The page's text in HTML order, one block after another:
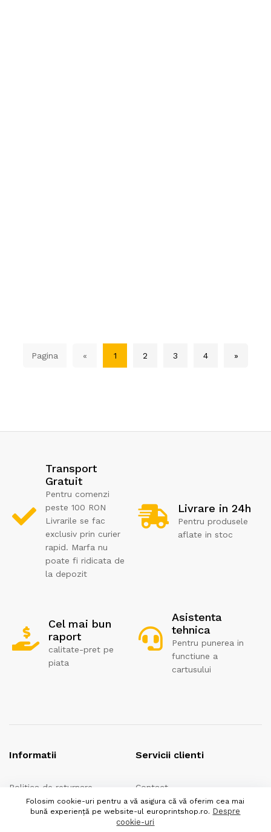
Pagina « 1 2 3 4 »
Transport
Gratuit
Pentru comenzi
peste 100 RON
Livrarile se fac
exclusiv prin curier
rapid. Marfa nu
poate fi ridicata de
la depozit
Livrare in 24h
Pentru produsele
aflate in stoc
Cel mai bun
raport
calitate-pret pe
piata
Asistenta
tehnica
Pentru punerea in
functiune a
cartusului
Informatii
Politica de returnare
Politica de confidentialitate
Servicii clienti
Contact
Despre noi
Folosim cookie-uri pentru a vă asigura că vă oferim cea mai
bună experiență pe website-ul europrintshop.ro. Despre
cookie-uri